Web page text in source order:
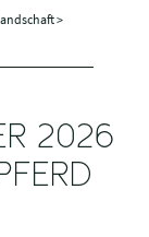
>
2026